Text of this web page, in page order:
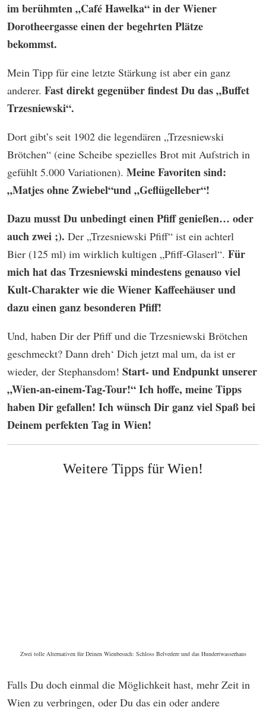
im berühmten „Café Hawelka“ in der Wiener
Dorotheergasse einen der begehrten Plätze
bekommst.
Mein Tipp für eine letzte Stärkung ist aber ein ganz
anderer. Fast direkt gegenüber findest Du das „Buffet
Trzesniewski“.
Dort gibt’s seit 1902 die legendären „Trzesniewski
Brötchen“ (eine Scheibe spezielles Brot mit Aufstrich in
gefühlt 5.000 Variationen). Meine Favoriten sind:
„Matjes ohne Zwiebel“und „Geflügelleber“!
Dazu musst Du unbedingt einen Pfiff genießen… oder
auch zwei ;). Der „Trzesniewski Pfiff“ ist ein achterl
Bier (125 ml) im wirklich kultigen „Pfiff-Glaserl“. Für
mich hat dasTrzesniewski mindestens genauso viel
Kult-Charakter wie die Wiener Kaffeehäuser und
dazu einen ganz besonderen Pfiff!
Und, haben Dir der Pfiff und die Trzesniewski Brötchen
geschmeckt? Dann dreh‘ Dich jetzt mal um, da ist er
wieder, der Stephansdom! Start- und Endpunkt unserer
„Wien-an-einem-Tag-Tour!“ Ich hoffe, meine Tipps
haben Dir gefallen! Ich wünsch Dir ganz viel Spaß bei
Deinem perfekten Tag in Wien!
Weitere Tipps für Wien!
Zwei tolle Alternativen für Deinen Wienbesuch: Schloss Belvedere und das Hundertwasserhaus
Falls Du doch einmal die Möglichkeit hast, mehr Zeit in
Wien zu verbringen, oder Du das ein oder andere